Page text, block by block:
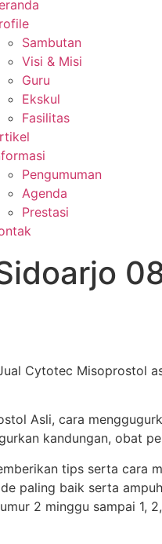
Sambutan
Visi & Misi
Guru
Ekskul
Fasilitas
Pengumuman
Agenda
Prestasi
Cytotec Misoprostol
Asli, cara
kandungan, obat
tips serta cara
paling baik serta
2 minggu sampai 1,